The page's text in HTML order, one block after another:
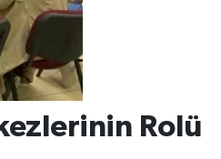
Rolü